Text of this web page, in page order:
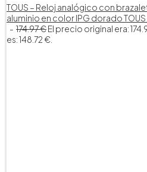
TOUS – Reloj analógico con
aluminio en color IPG dorado
174.97€El precio original era:
es: 148.72 €.